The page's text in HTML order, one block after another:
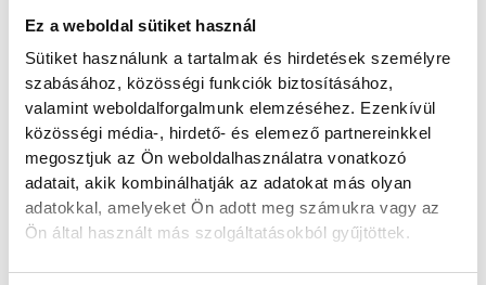
Ez a weboldal sütiket használ
Sütiket használunk a tartalmak és hirdetések személyre
szabásához, közösségi funkciók biztosításához,
valamint weboldalforgalmunk elemzéséhez. Ezenkívül
közösségi média-, hirdető- és elemező partnereinkkel
megosztjuk az Ön weboldalhasználatra vonatkozó
adatait, akik kombinálhatják az adatokat más olyan
adatokkal, amelyeket Ön adott meg számukra vagy az
Ön által használt más szolgáltatásokból gyűjtöttek.
Játék közben fedezik fel
a tudomány világát a
veszprémi gyerekek
Látványos kísérletek, kreatív
feladatok és sok-sok élmény várja a
gyerekeket a veszprémi Tinker
Labsben. Videónkban Balassa
Marietta, a központ vezetője mutatja
be, hogyan teszik izgalmassá a